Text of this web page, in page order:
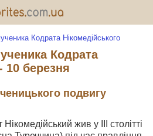
Кодрата Нікомедійського
Кодрата
10 березня
подвигу
жив у III столітті